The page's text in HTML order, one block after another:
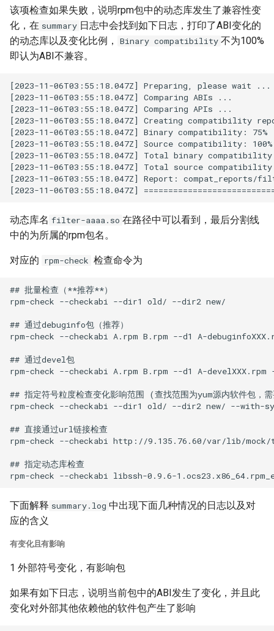
该项检查如果失败，说明rpm包中的动态库发生了兼容性变
化，在 summary 日志中会找到如下日志，打印了ABI变化的
的动态库以及变化比例，
Binary compatibility 不为100%
即认为ABI不兼容。
[2023-11-06T03:55:18.047Z] Preparing, please wait ...
[2023-11-06T03:55:18.047Z] Comparing ABIs ...
[2023-11-06T03:55:18.047Z] Comparing APIs ...
[2023-11-06T03:55:18.047Z] Creating compatibility
[2023-11-06T03:55:18.047Z] Binary compatibility: 75%
[2023-11-06T03:55:18.047Z] Source compatibility: 100%
[2023-11-06T03:55:18.047Z] Total binary
[2023-11-06T03:55:18.047Z] Total source
[2023-11-06T03:55:18.047Z] Report: compat_reports/
动态库名 filter-aaaa.so 在路径中可以看到，最后分割线
中的为所属的rpm包名。
对应的 rpm-check 检查命令为
## 批量检查（**推荐**）
rpm-check --checkabi --dir1 old/ --dir2 new/
## 通过debuginfo包（推荐）
rpm-check --checkabi A.rpm B.rpm --d1 A-
## 通过devel包
rpm-check --checkabi A.rpm B.rpm --d1 A-develXXX.rpm
## 指定符号粒度检查变化影响范围 (查找范围为yum源内软件包，
rpm-check --checkabi --dir1 old/ --dir2 new/ --with-
## 直接通过url链接检查
rpm-check --checkabi http://9.135.76.60/var/lib/
## 指定动态库检查
下面解释 summary.log 中出现下面几种情况的日志以及对
应的含义
有变化且有影响
1 外部符号变化，有影响包
如果有如下日志，说明当前包中的ABI发生了变化，并且此
变化对外部其他依赖他的软件包产生了影响